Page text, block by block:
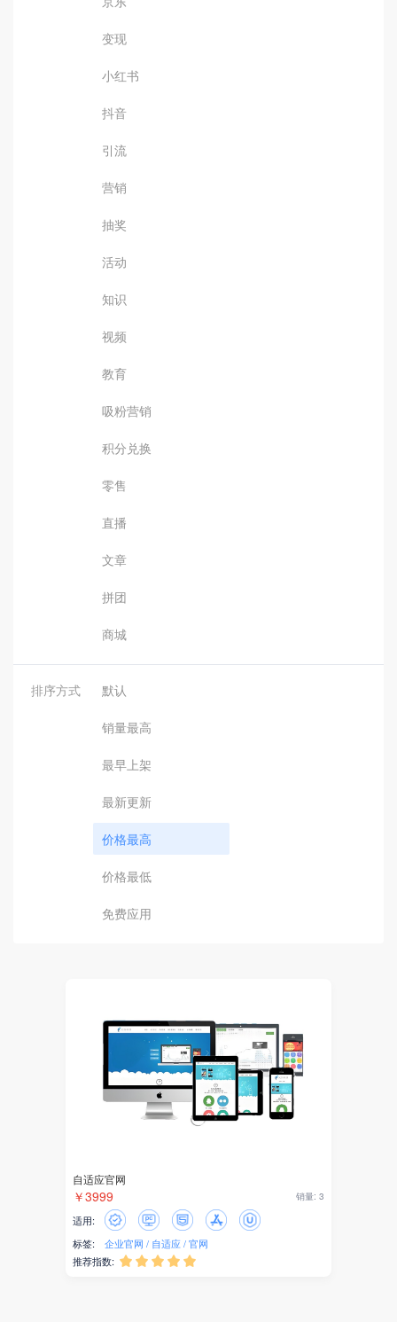
变现
小红书
抖音
引流
营销
抽奖
活动
知识
视频
教育
吸粉营销
积分兑换
零售
直播
文章
拼团
商城
排序方式 默认
销量最高
最早上架
最新更新
价格最高
价格最低
免费应用
自适应官网
￥3999 销量: 3
适用:
标签:
企业官网 自适应 官网
推荐指数:     